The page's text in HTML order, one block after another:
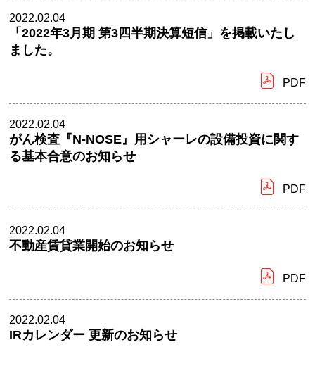
2022.02.04
「2022年3月期 第3四半期決算短信」を掲載いたし
ました。
PDF
2022.02.04
がん検査『N-NOSE』用シャーレの設備投資に関す
る基本合意のお知らせ
PDF
2022.02.04
不動産賃貸業開始のお知らせ
PDF
2022.02.04
IRカレンダー 更新のお知らせ